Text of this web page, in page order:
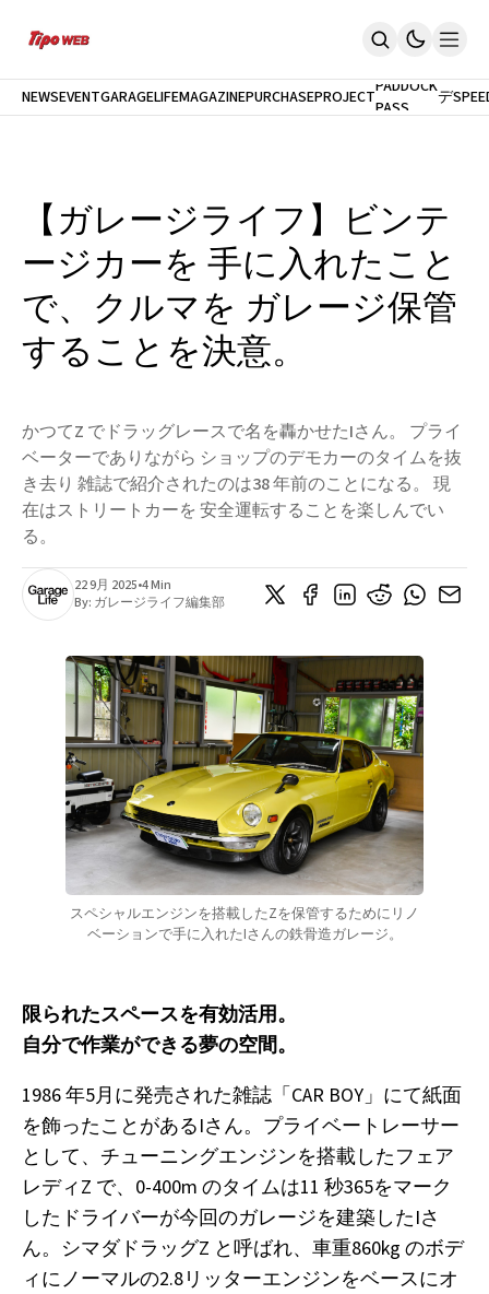
Home
最新モデル試乗
GarageLife
雑誌
メルマガ登録
ログイン
新規会員登録
NEWSEVENTGARAGELIFEMAGAZINEPURCHASEPROJECTPADDOCK
PASS
最
新
モ
デ
ル
【ガレージライフ】ビンテ
ージカーを 手に入れたこと
で、クルマを ガレージ保管
することを決意。
かつてZ でドラッグレースで名を轟かせたIさん。 プライ
ベーターでありながら ショップのデモカーのタイムを抜
き去り 雑誌で紹介されたのは38 年前のことになる。 現
在はストリートカーを 安全運転することを楽しんでい
る。
22 9月 2025•4 Min
By: ガレージライフ編集部
スペシャルエンジンを搭載したZを保管するためにリノ
ベーションで手に入れたIさんの鉄骨造ガレージ。
限られたスペースを有効活用。
自分で作業ができる夢の空間。
1986 年5月に発売された雑誌「CAR BOY」にて紙面
を飾ったことがあるIさん。プライベートレーサー
として、チューニングエンジンを搭載したフェア
レディZ で、0-400m のタイムは11 秒365をマーク
したドライバーが今回のガレージを建築したIさ
ん。シマダドラッグZ と呼ばれ、車重860kg のボデ
ィにノーマルの2.8リッターエンジンをベースにオ